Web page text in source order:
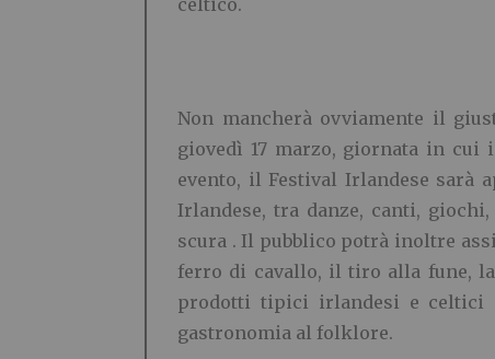
celtico.
Non mancherà ovviamente il
giovedì 17 marzo, giornata in
evento, il Festival Irlandese sarà
Irlandese, tra danze, canti,
scura . Il pubblico potrà inoltre
ferro di cavallo, il tiro alla fune,
prodotti tipici irlandesi e celtici
gastronomia al folklore.